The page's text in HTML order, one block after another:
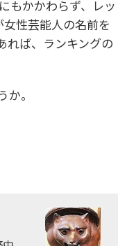
もかかわらず、レッ
性芸能人の名前を
れば、ランキングの
。